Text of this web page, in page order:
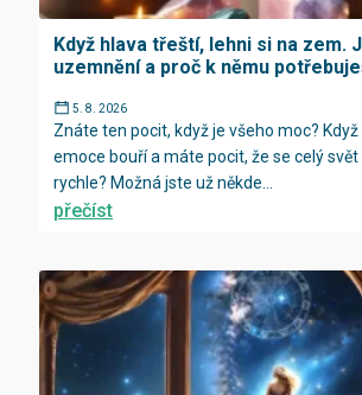
Když hlava třeští, lehni si na zem.
uzemnění a proč k němu
5. 8. 2026
Znáte ten pocit, když je všeho moc?
emoce bouří a máte pocit, že se celý
rychle? Možná jste už někde...
přečíst